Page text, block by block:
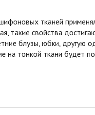
тканей
свойства
блузы, юбки, другую
на тонкой ткани будет